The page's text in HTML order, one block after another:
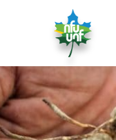
Aller au contenu